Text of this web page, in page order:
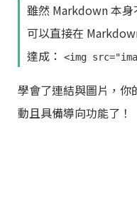
雖然 Markdown 本
可以直接在
達成：
<img
學會了連結與圖片，
動且具備導向功能了！